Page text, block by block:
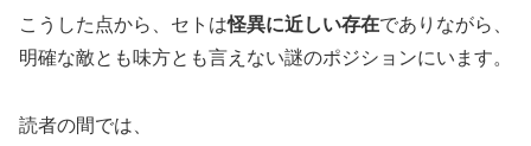
こうした点から、セトは怪異に近しい存在でありながら、
明確な敵とも味方とも言えない謎のポジションにいます。
読者の間では、